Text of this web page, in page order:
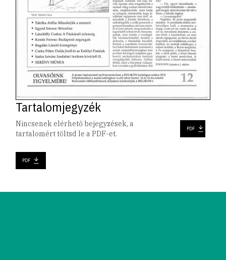
Tartalomjegyzék
Nincsenek elérhető bejegyzések, a
tartalomért töltsd le a PDF-et.
PDF
PDF